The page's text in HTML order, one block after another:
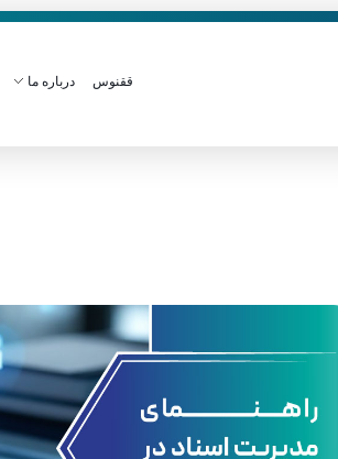
ققنوس درباره ما